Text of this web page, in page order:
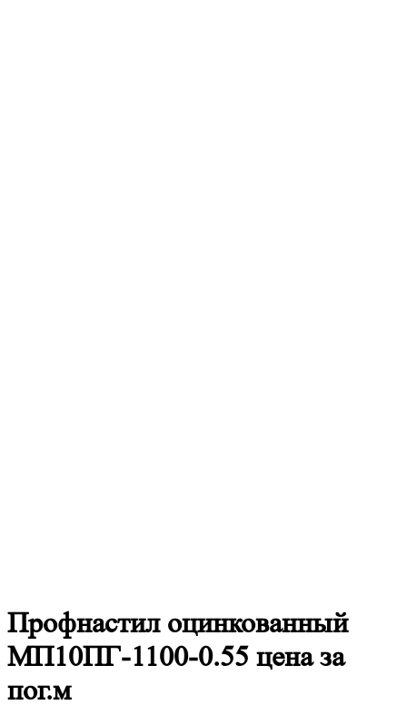
Профнастилоцинкованный
МП10ПГ-1100-0.55 цена за
пог.м